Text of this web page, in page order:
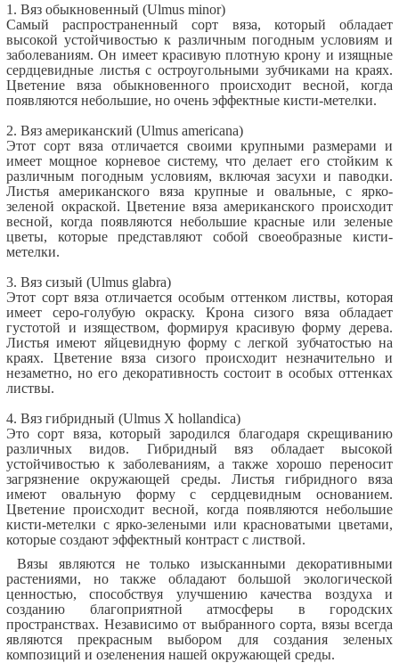
1. Вяз обыкновенный (Ulmus minor)
Самый распространенный сорт вяза, который обладает
высокой устойчивостью к различным погодным условиям и
заболеваниям. Он имеет красивую плотную крону и изящные
сердцевидные листья с остроугольными зубчиками на краях.
Цветение вяза обыкновенного происходит весной, когда
появляются небольшие, но очень эффектные кисти-метелки.
2. Вяз американский (Ulmus americana)
Этот сорт вяза отличается своими крупными размерами и
имеет мощное корневое систему, что делает его стойким к
различным погодным условиям, включая засухи и паводки.
Листья американского вяза крупные и овальные, с ярко-
зеленой окраской. Цветение вяза американского происходит
весной, когда появляются небольшие красные или зеленые
цветы, которые представляют собой своеобразные кисти-
метелки.
3. Вяз сизый (Ulmus glabra)
Этот сорт вяза отличается особым оттенком листвы, которая
имеет серо-голубую окраску. Крона сизого вяза обладает
густотой и изяществом, формируя красивую форму дерева.
Листья имеют яйцевидную форму с легкой зубчатостью на
краях. Цветение вяза сизого происходит незначительно и
незаметно, но его декоративность состоит в особых оттенках
листвы.
4. Вяз гибридный (Ulmus Х hollandica)
Это сорт вяза, который зародился благодаря скрещиванию
различных видов. Гибридный вяз обладает высокой
устойчивостью к заболеваниям, а также хорошо переносит
загрязнение окружающей среды. Листья гибридного вяза
имеют овальную форму с сердцевидным основанием.
Цветение происходит весной, когда появляются небольшие
кисти-метелки с ярко-зелеными или красноватыми цветами,
которые создают эффектный контраст с листвой.
Вязы являются не только изысканными декоративными
растениями, но также обладают большой экологической
ценностью, способствуя улучшению качества воздуха и
созданию благоприятной атмосферы в городских
пространствах. Независимо от выбранного сорта, вязы всегда
являются прекрасным выбором для создания зеленых
композиций и озеленения нашей окружающей среды.